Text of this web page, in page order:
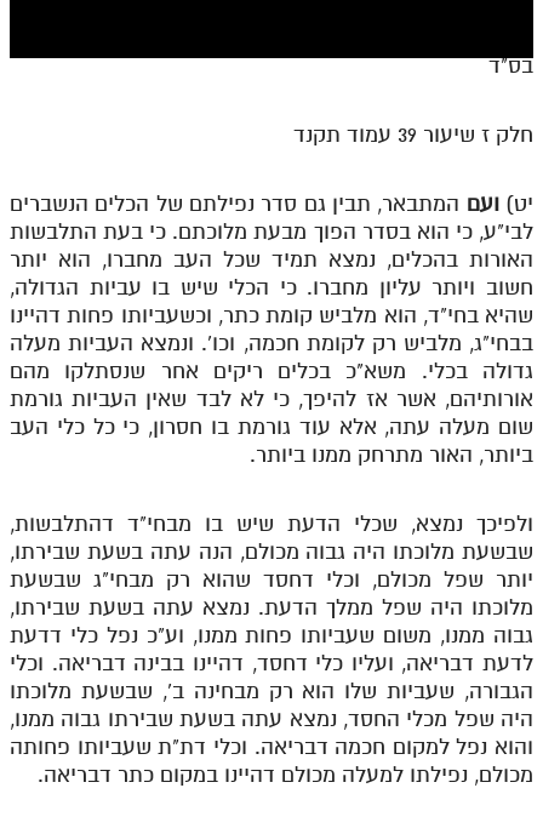
חלק יג
חלק טו
בית שער הכוונות
שידור חי
הזמן סט תע"ס
ספרים להורדה
מנוע חיפוש בספרים
תלמוד עשר הספירות בעיון
תלמוד עשר הספירות חלק א
תע"ס חלק ב' עיון
תע"ס חלק ג' עיון
בס"ד
חלק ז שיעור 39 עמוד תקנד
יט)ועם המתבאר, תבין גם סדר נפילתם של הכלים הנשברים
לבי"ע, כי הוא בסדר הפוך מבעת מלוכתם. כי בעת התלבשות
האורות בהכלים, נמצא תמיד שכל העב מחברו, הוא יותר
חשוב ויותר עליון מחברו. כי הכלי שיש בו עביות הגדולה,
שהיא בחי"ד, הוא מלביש קומת כתר, וכשעביותו פחות דהיינו
בבחי"ג, מלביש רק לקומת חכמה, וכו'. ונמצא העביות מעלה
גדולה בכלי. משא"כ בכלים ריקים אחר שנסתלקו מהם
אורותיהם, אשר אז להיפך, כי לא לבד שאין העביות גורמת
שום מעלה עתה, אלא עוד גורמת בו חסרון, כי כל כלי העב
ביותר, האור מתרחק ממנו ביותר.
ולפיכך נמצא, שכלי הדעת שיש בו מבחי"ד דהתלבשות,
שבשעת מלוכתו היה גבוה מכולם, הנה עתה בשעת שבירתו,
יותר שפל מכולם, וכלי דחסד שהוא רק מבחי"ג שבשעת
מלוכתו היה שפל ממלך הדעת. נמצא עתה בשעת שבירתו,
גבוה ממנו, משום שעביותו פחות ממנו, וע"כ נפל כלי דדעת
לדעת דבריאה, ועליו כלי דחסד, דהיינו בבינה דבריאה. וכלי
הגבורה, שעביות שלו הוא רק מבחינה ב', שבשעת מלוכתו
היה שפל מכלי החסד, נמצא עתה בשעת שבירתו גבוה ממנו,
והוא נפל למקום חכמה דבריאה. וכלי דת"ת שעביותו פחותה
מכולם, נפילתו למעלה מכולם דהיינו במקום כתר דבריאה.